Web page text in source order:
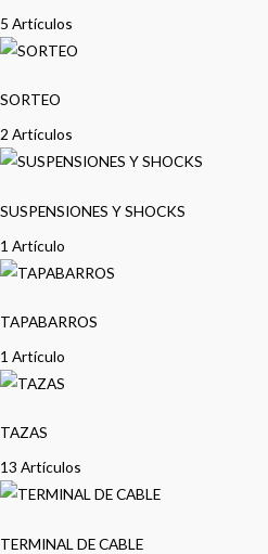
5 Artículos
SORTEO
2 Artículos
SUSPENSIONES Y SHOCKS
1 Artículo
TAPABARROS
1 Artículo
TAZAS
13 Artículos
TERMINAL DE CABLE